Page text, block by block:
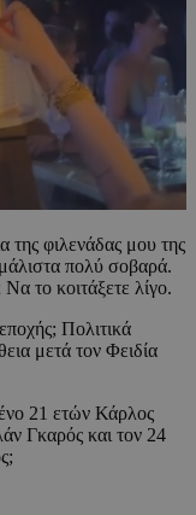
της φιλενάδας μου της
πολύ σοβαρά.
το κοιτάξετε λίγο.
Πολιτικά
μετά τον Φειδία
21 ετών Κάρλος
Γκαρός και τον 24